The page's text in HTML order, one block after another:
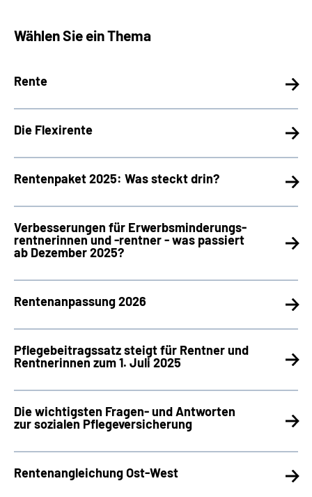
Mein Kundenportal
Wählen Sie ein Thema
Rente
Die Flexirente
Rentenpaket 2025: Was steckt drin?
Verbesserungen für Erwerbsminderungs­
rentnerinnen und -rentner - was passiert
ab Dezember 2025?
Rentenanpassung 2026
Pflegebeitragssatz steigt für Rentner und
Rentnerinnen zum 1. Juli 2025
Die wichtigsten Fragen- und Antworten
zur sozialen Pflegeversicherung
Rentenangleichung Ost-West